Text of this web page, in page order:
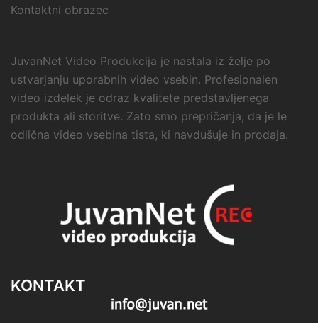
Kontaktni obrazec
JuvanNet Video Produkcija je nastala iz želje po
ustvarjanju uporabnih video vsebin. Profesionalen
video izdelek je odraz kvalitete predstavljenega
produkta ali storitve. Zato smo prepričanja, da je le
odlična video vsebina tista, ki navdušuje in prodaja.
KONTAKT